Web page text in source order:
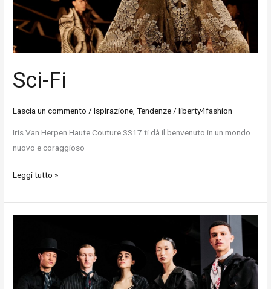
Sci-Fi
Lascia un commento /Ispirazione ,Tendenze /liberty4fashion
Iris Van Herpen Haute Couture SS17 ti dà il benvenuto in un mondo
nuovo e coraggioso
Leggi tutto »
apocalittica